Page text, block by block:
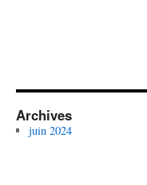
Archives
juin 2024